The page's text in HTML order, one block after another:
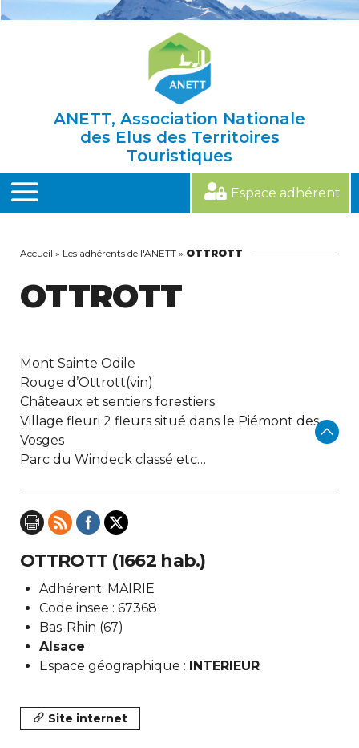
ANETT, Association Nationale
des Elus des Territoires
Touristiques
MENU
Espace adhérent
Accueil » Les adhérents de l'ANETT » OTTROTT
OTTROTT
Mont Sainte Odile
Rouge d’Ottrott(vin)
Châteaux et sentiers forestiers
Village fleuri 2 fleurs situé dans le Piémont des
Vosges
Parc du Windeck classé etc…
OTTROTT (1662 hab.)
Adhérent: MAIRIE
Code insee : 67368
Bas-Rhin (67)
Alsace
Espace géographique : INTERIEUR
Site internet